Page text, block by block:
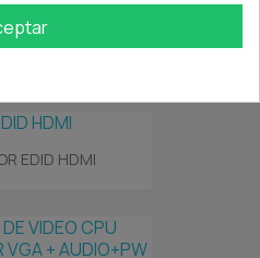
MULTIMEDIA...
EDID HDMI